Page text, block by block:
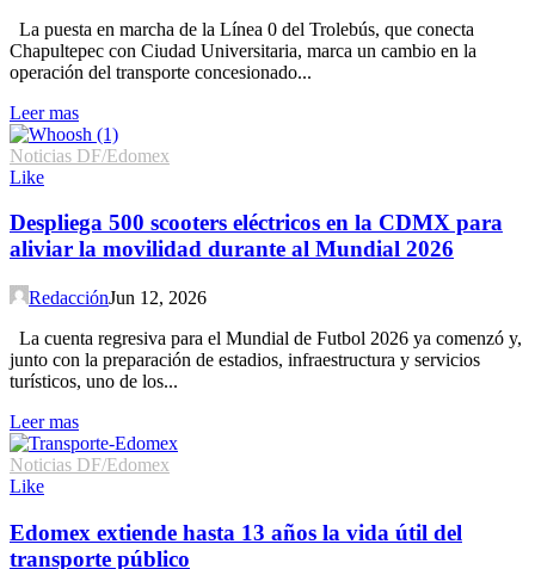
La puesta en marcha de la Línea 0 del Trolebús, que conecta
Chapultepec con Ciudad Universitaria, marca un cambio en la
operación del transporte concesionado...
Leer mas
Noticias DF/Edomex
Like
Despliega 500 scooters eléctricos en la CDMX para
aliviar la movilidad durante al Mundial 2026
RedacciónJun 12, 2026
La cuenta regresiva para el Mundial de Futbol 2026 ya comenzó y,
junto con la preparación de estadios, infraestructura y servicios
turísticos, uno de los...
Leer mas
Noticias DF/Edomex
Like
Edomex extiende hasta 13 años la vida útil del
transporte público